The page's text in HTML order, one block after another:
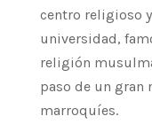
centro religioso
universidad,
religión
paso de un gran
marroquíes.